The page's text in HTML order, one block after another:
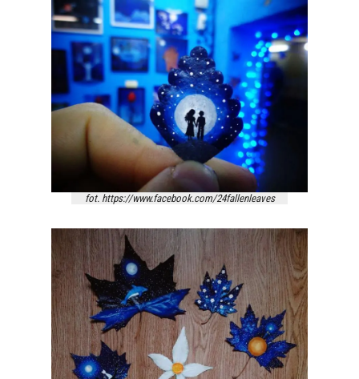
fot. https://www.facebook.com/24fallenleaves